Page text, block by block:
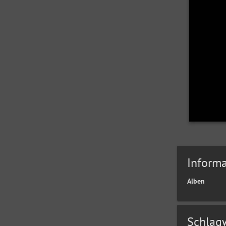
Alben